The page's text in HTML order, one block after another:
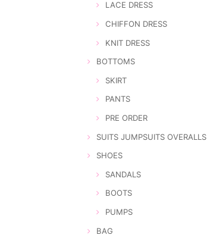
LACE DRESS
CHIFFON DRESS
KNIT DRESS
BOTTOMS
SKIRT
PANTS
PRE ORDER
SUITS JUMPSUITS OVERALLS
SHOES
SANDALS
BOOTS
PUMPS
BAG